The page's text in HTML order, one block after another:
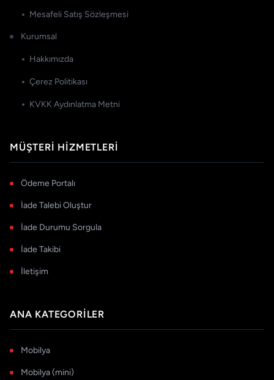
Mesafeli Satış Sözleşmesi
Kurumsal
Hakkımızda
Çerez Politikası
KVKK Aydınlatma Metni
MÜŞTERI HIZMETLERI
Ödeme Portalı
İade Talebi Oluştur
İade Durumu Sorgula
İade Takibi
İletişim
ANA KATEGORILER
Mobilya
Mobilya (mini)